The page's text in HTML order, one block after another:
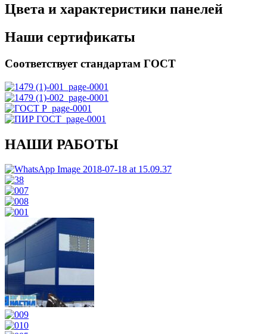
Цвета и характеристики панелей
Наши сертификаты
Соответствует стандартам ГОСТ
НАШИ РАБОТЫ